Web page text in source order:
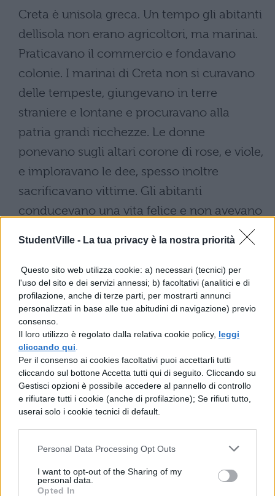
StudentVille - La tua privacy è la nostra priorità
Questo sito web utilizza cookie: a) necessari (tecnici) per
l'uso del sito e dei servizi annessi; b) facoltativi (analitici e di
profilazione, anche di terze parti, per mostrarti annunci
personalizzati in base alle tue abitudini di navigazione) previo
consenso.
Il loro utilizzo è regolato dalla relativa cookie policy, leggi
cliccando qui
Per il consenso ai cookies facoltativi puoi accettarli tutti
cliccando sul bottone Accetta tutti qui di seguito. Cliccando su
Gestisci opzioni è possibile accedere al pannello di controllo
e rifiutare tutti i cookie (anche di profilazione); Se rifiuti tutto,
userai solo i cookie tecnici di default.
Personal Data Processing Opt Outs
I want to opt-out of the Sharing of my
personal data.
Opted In
Creta è unisola greca. Un tempo gli abitanti
dellisola non erano agricoltori, ma marinai.
Praticavano il commercio e fondavano
colonie. I marinai di Creta non si curavano
delle tempeste, giungevano in terre
straniere e lontane e procuravano alla
patria grandi ricchezze. Le donne
ponevano sugli altari corone di rose, e viole,
e imploravano le dee, spesso inoltre
sacrificavano vittime. Gli abitanti
conducevano una vita felice e non avevano
avvicinavano allisola perché gli abitanti
difendevano la patria valorosamente.
TI POTREBBE INTERESSARE
LETTERATURA LATINA
La Commedia di Plauto